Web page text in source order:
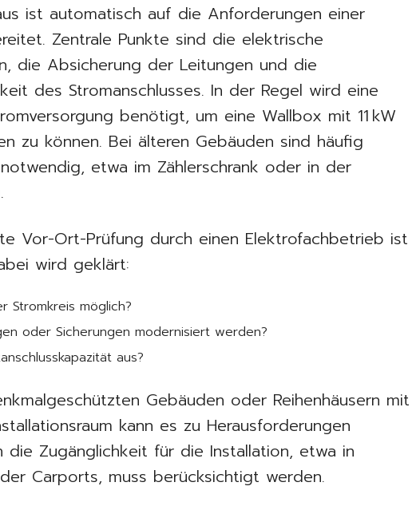
ist automatisch auf die Anforderungen einer
Zentrale Punkte sind die elektrische
die Absicherung der Leitungen und die
des Stromanschlusses. In der Regel wird eine
benötigt, um eine Wallbox mit 11 kW
zu können. Bei älteren Gebäuden sind häufig
etwa im Zählerschrank oder in der
Vor-Ort-Prüfung durch einen Elektrofachbetrieb ist
wird geklärt:
Stromkreis möglich?
oder Sicherungen modernisiert werden?
aus?
Gebäuden oder Reihenhäusern mit
kann es zu Herausforderungen
die Zugänglichkeit für die Installation, etwa in
Carports, muss berücksichtigt werden.